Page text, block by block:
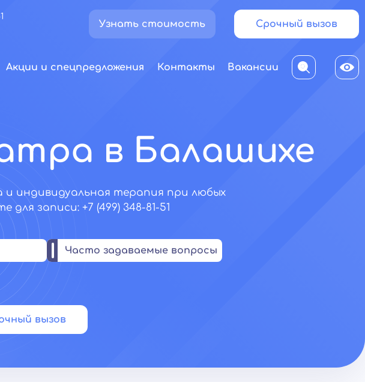
Узнать стоимость Срочный вызов
Акции и спецпредложения Контакты Вакансии
в Балашихе
индивидуальная терапия при любых
записи: +7 (499) 348-81-51
Часто задаваемые вопросы
вызов